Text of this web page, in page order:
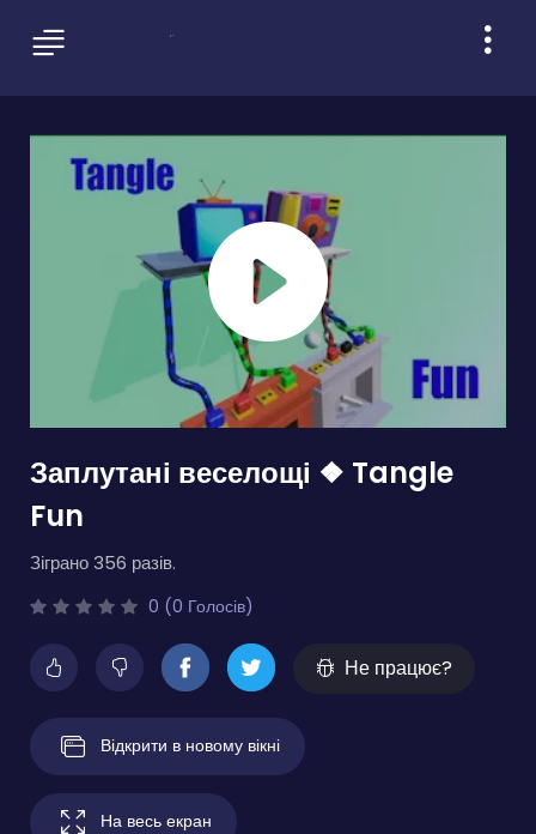
Заплутані веселощі ❖ Tangle
Fun
Зіграно 356 разів.
0 (0 Голосів)
Не працює?
Відкрити в новому вікні
На весь екран